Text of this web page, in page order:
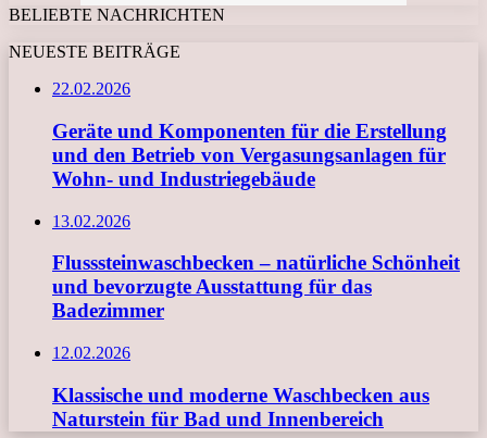
BELIEBTE NACHRICHTEN
NEUESTE BEITRÄGE
22.02.2026
Geräte und Komponenten für die Erstellung
und den Betrieb von Vergasungsanlagen für
Wohn- und Industriegebäude
13.02.2026
Flusssteinwaschbecken – natürliche Schönheit
und bevorzugte Ausstattung für das
Badezimmer
12.02.2026
Klassische und moderne Waschbecken aus
Naturstein für Bad und Innenbereich